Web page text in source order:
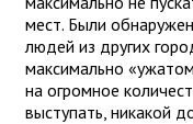
мест. Были
людей из других
максимально
на огромное
выступать, никакой